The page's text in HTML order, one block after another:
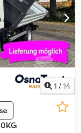
1 / 14